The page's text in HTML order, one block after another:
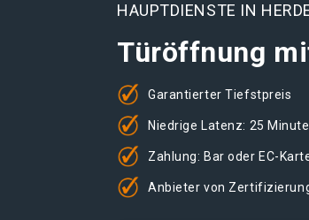
HAUPTDIENSTE IN
Türöffnung
Garantierter Tiefstpreis
Niedrige Latenz: 25
Zahlung: Bar oder EC-
Anbieter von